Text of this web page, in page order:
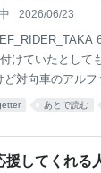
2026/06/23
けていたとして
対向車のアル
び出し #ドライ
あとで読む
援してくれ